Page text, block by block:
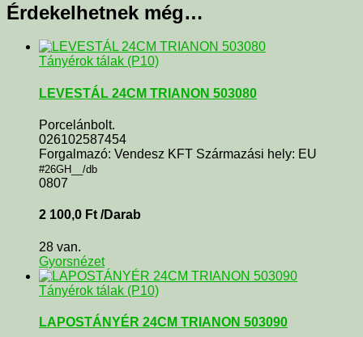
Érdekelhetnek még…
Tányérok tálak (P10)
LEVESTÁL 24CM TRIANON 503080
Porcelánbolt.
026102587454
Forgalmazó: Vendesz KFT Származási hely: EU
#26GH__/db
0807
2 100,0 Ft /Darab
28 van.
Gyorsnézet
Tányérok tálak (P10)
LAPOSTÁNYÉR 24CM TRIANON 503090